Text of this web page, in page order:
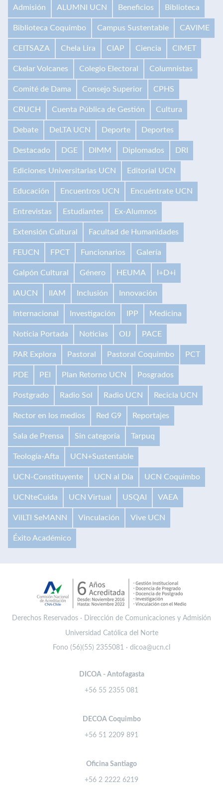
Admisión ALUMNI UCN Beneficios Biblioteca
Biblioteca Coquimbo Campus Sustentable CAVIME
CEITSAZA Chela Lira CIAP Ciencia CIMET
Ckelar Volcanes Colegio Electoral Columnistas
Comité de Dama Consejo Superior CPHS
CRUCH Cuenta Pública de Gestión Cultura
Debate DeLTA UCN Deporte Deportes
Destacado DGE DIMM Diplomados DRI
Ediciones Universitarias UCN Editorial UCN
Educación Encuentros UCN Encuéntrate UCN
Entrevistas Estudiantes Ex-Alumnos
Extensión Cultural Facultad de Humanidades
FEUCN FPCT Funcionarios Galería
Galpón Cultural Género HEUMA I+D+i
IAUCN IIAM Inclusión Innovación
Internacional Investigación IPP Medicina
Noticia Portada Noticias OIJ PACE
PAR Explora Pastoral Pastoral Coquimbo PCT
PDE PEI Plan Retorno UCN Posgrados
Postgrado Radio Sol Radio UCN Recicla UCN
Rector en los medios Red G9 Reportajes
Sala de Prensa Sin categoría Tarpuq
Teología-Afta UCN+Sustentable
UCN-Constituyente UCN al Día UCN Coquimbo
UCNteCuida UCN Virtual USQAI VAEA
VilLTI SeMANN Vinculación Vive UCN
Éxito Académico
Derechos Reservados · Dirección de Comunicaciones y Admisión
Universidad Católica del Norte
Fono (56)(55) 2355081 · dicoa@ucn.cl
DICOA - Antofagasta
+56 55 2355 081
DECOA Coquimbo
+56 51 2209 891
Oficina Santiago
+56 2 2222 6219